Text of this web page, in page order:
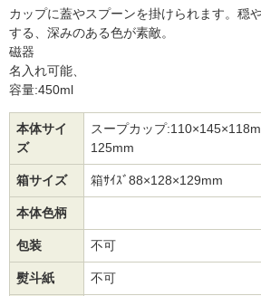
カップに蓋やスプーンを掛けられます。穏
する、深みのある色が素敵。
磁器
名入れ可能、
容量:450ml
本体サイ
ズ
スープカップ
125mm
箱サイズ 箱ｻｲｽﾞ88×128×129mm
本体色柄
包装 不可
熨斗紙 不可